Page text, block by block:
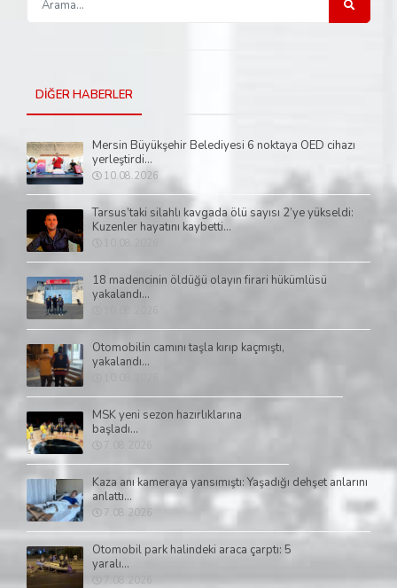
DİĞER HABERLER
Mersin Büyükşehir Belediyesi 6 noktaya OED cihazı
yerleştirdi...
10.08.2026
Tarsus’taki silahlı kavgada ölü sayısı 2’ye yükseldi:
Kuzenler hayatını kaybetti...
18 madencinin öldüğü olayın firari hükümlüsü
yakalandı...
Otomobilin camını taşla kırıp kaçmıştı,
yakalandı...
MSK yeni sezon hazırlıklarına
başladı...
Kaza anı kameraya yansımıştı: Yaşadığı dehşet anlarını
anlattı...
7.08.2026
Otomobil park halindeki araca çarptı: 5
yaralı...
7.08.2026